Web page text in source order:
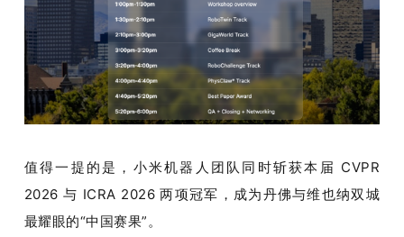
值得一提的是，小米机器人团队同时斩获本届 CVPR
2026 与 ICRA 2026 两项冠军，成为丹佛与维也纳双城
最耀眼的“中国赛果”。